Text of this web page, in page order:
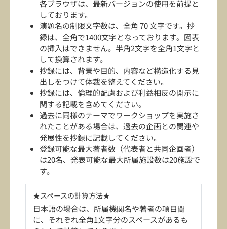
各ブラウザは、最新バージョンの使用を前提と
しております。
演題名の制限文字数は、全角 70 文字です。抄
録は、全角で1400文字となっております。図表
の挿入はできません。半角2文字を全角1文字と
して換算されます。
抄録には、背景や目的、内容など構造化する見
出しをつけて体裁を整えてください。
抄録には、倫理的配慮および利益相反の開示に
関する記載を含めてください。
過去に同様のテーマでワークショップを実施さ
れたことがある場合は、過去の企画との関連や
発展性を抄録に記載してください。
登録可能な最大著者数（代表者と共同企画者）
は20名、発表可能な最大所属施設数は20施設で
す。
★スペースの計算方法★
日本語の場合は、所属機関名や著者の項目間
に、それぞれ全角1文字分のスペースがあるも